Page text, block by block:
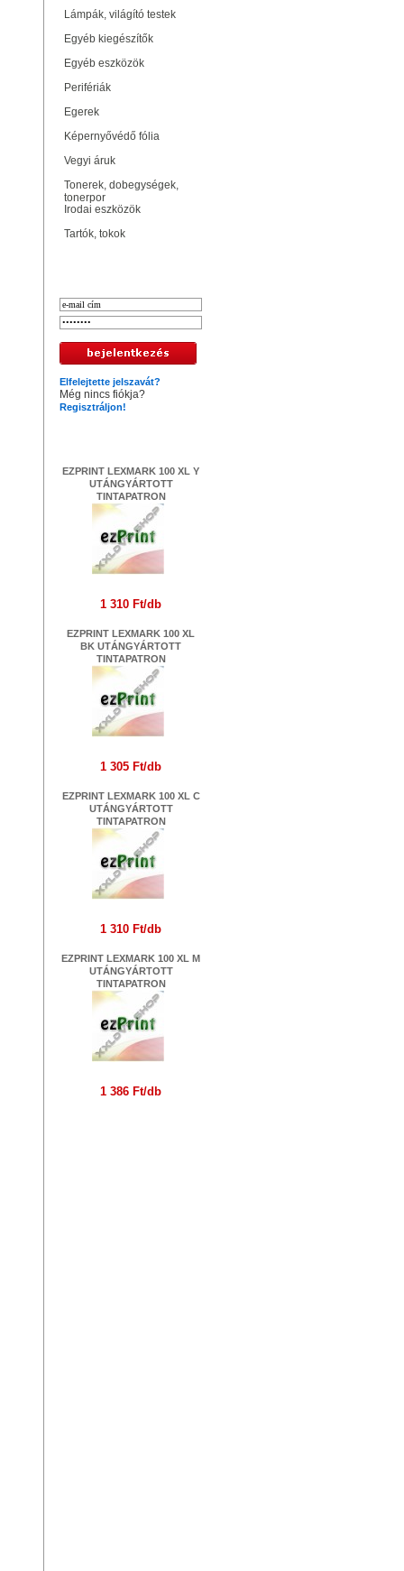
Lámpák, világító testek
Egyéb kiegészítők
Egyéb eszközök
Perifériák
Egerek
Képernyővédő fólia
Vegyi áruk
Tonerek, dobegységek,
tonerpor
Irodai eszközök
Tartók, tokok
Elfelejtette jelszavát?
Még nincs fiókja?
Regisztráljon!
EZPRINT LEXMARK 100 XL Y
UTÁNGYÁRTOTT
TINTAPATRON
1 310 Ft/db
EZPRINT LEXMARK 100 XL
BK UTÁNGYÁRTOTT
TINTAPATRON
1 305 Ft/db
EZPRINT LEXMARK 100 XL C
UTÁNGYÁRTOTT
TINTAPATRON
1 310 Ft/db
EZPRINT LEXMARK 100 XL M
UTÁNGYÁRTOTT
TINTAPATRON
1 386 Ft/db